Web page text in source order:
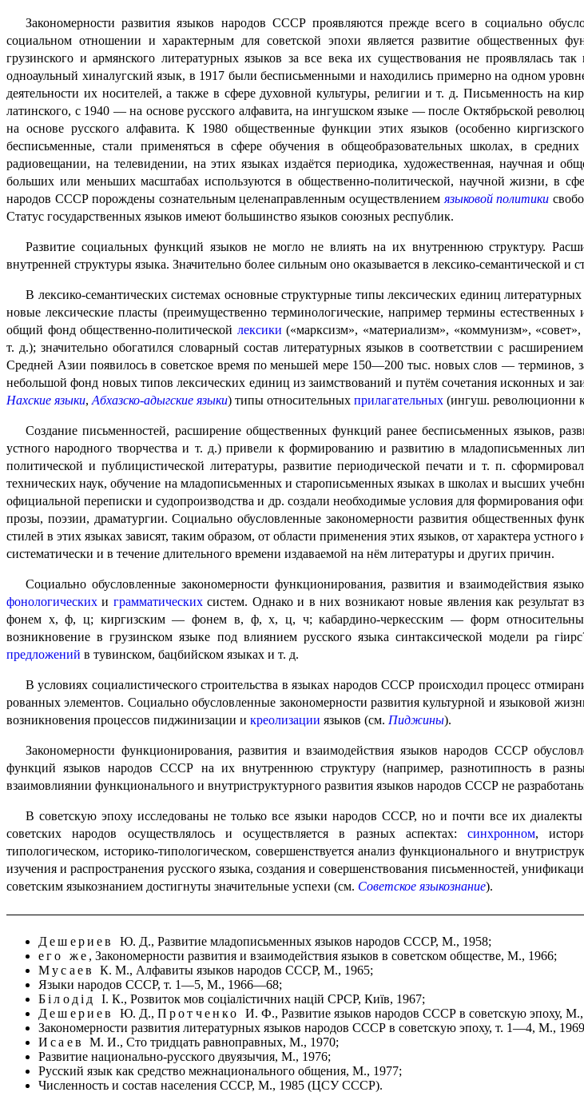
Закономерности развития языков народов СССР проявляются прежде всего в социаль­но
социальном отношении и характерным для советской эпохи является развитие общественных
грузинского и армянского литературных языков за все века их существования не проявлялась
одноаульный хиналугский язык, в 1917 были бесписьменными и находились примерно на одном
деятельности их носителей, а также в сфере духовной культуры, религии и т. д. Письменность на
латинского, с 1940 — на основе русского алфавита, на ингушском языке — после Октябрьской
на основе русского алфавита. К 1980 общественные функции этих языков (особенно
бесписьменные, стали применяться в сфере обучения в общеобразовательных школах, в
радиовещании, на телевидении, на этих языках издаётся периодика, художественная, научная и
больших или меньших масштабах используются в общественно-политической, научной жизни, в
народов СССР порождены сознательным целенаправленным осуществлением языковой политики
Статус государственных языков имеют большинство языков союзных республик.
Развитие социальных функций языков не могло не влиять на их внутреннюю структуру.
внутренней структуры языка. Значительно более сильным оно оказы­ва­ет­ся в лексико-семантической и
В лексико-семантических системах основные структурные типы лексических единиц
новые лексические пласты (преимущественно терминологические, например термины
общий фонд общественно-политической лексики («марксизм», «материализм», «коммунизм»,
т. д.); значительно обогатился словарный состав литературных языков в соответствии с
Средней Азии появилось в советское время по меньшей мере 150—200 тыс. новых слов — терминов,
небольшой фонд новых типов лексических единиц из заимствований и путём сочетания исконных и
Нахские языки, Абхазско-адыгские языки) типы относительных прилагательных (ингуш. революционни
Создание письменностей, расширение общественных функций ранее бесписьменных языков,
устного народного творчества и т. д.) привели к формированию и развитию в младопись­мен­ных
полити­че­ской и публици­сти­че­ской литературы, развитие периодической печати и т. п.
техниче­ских наук, обучение на младопись­мен­ных и старопись­мен­ных языках в школах и высших
официальной переписки и судопроизводства и др. создали необходимые условия для формирования
прозы, поэзии, драматургии. Социально обуслов­лен­ные законо­мер­но­сти развития общественных
стилей в этих языках зависят, таким образом, от области применения этих языков, от характера
систематически и в течение длительного времени издаваемой на нём литературы и других причин.
Социально обусловленные закономерности функционирования, развития и взаимо­дей­ствия
фонологических и грамматическихсистем. Однако и в них возникают новые явления как результат
фонем х, ф, ц; киргизским — фонем в, ф, х, ц, ч; кабардино-черкесским — форм относительных
возникновение в грузинском языке под влиянием русского языка синтаксической модели ра
предложений в тувинском, бацбийском языках и т. д.
В условиях социалистического строительства в языках народов СССР происходил процесс
ро­ван­ных элементов. Социально обусловленные законо­мер­но­сти развития культур­ной и языковой
возникновения процессов пиджинизации и креолизации языков (см. Пиджины).
Закономерности функционирования, развития и взаимодействия языков народов СССР
функций языков народов СССР на их внутреннюю структуру (например, разнотипность в
взаимовлиянии функционального и внутриструктурного развития языков народов СССР не
В советскую эпоху исследованы не только все языки народов СССР, но и почти все их
советских народов осуществлялось и осуществляется в разных аспектах: синхронном,
типологическом, историко-типо­ло­ги­че­ском, совершенствуется анализ функционального и
изучения и распространения русского языка, создания и совершенствования письменностей,
советским языкознанием достигнуты значительные успехи (см. Советское языкознание).
Дешериев Ю. Д., Развитие младописьменных языков народов СССР, М., 1958;
его же , Закономерности развития и взаимодействия языков в советском обществе, М., 1966;
МусаевК. М., Алфавиты языков народов СССР, М., 1965;
Языки народов СССР, т. 1—5, М., 1966—68;
Білодід І. К., Розвиток мов соціалістичних націй СРСР, Київ, 1967;
Дешериев Ю. Д., Протченко И. Ф., Развитие языков народов СССР в советскую эпоху, М.,
Закономерности развития литературных языков народов СССР в советскую эпоху, т. 1—4, М.,
ИсаевМ. И., Сто тридцать равноправных, М., 1970;
Развитие национально-русского двуязычия, М., 1976;
Русский язык как средство межнационального общения, М., 1977;
Численность и состав населения СССР, М., 1985 (ЦСУ СССР).